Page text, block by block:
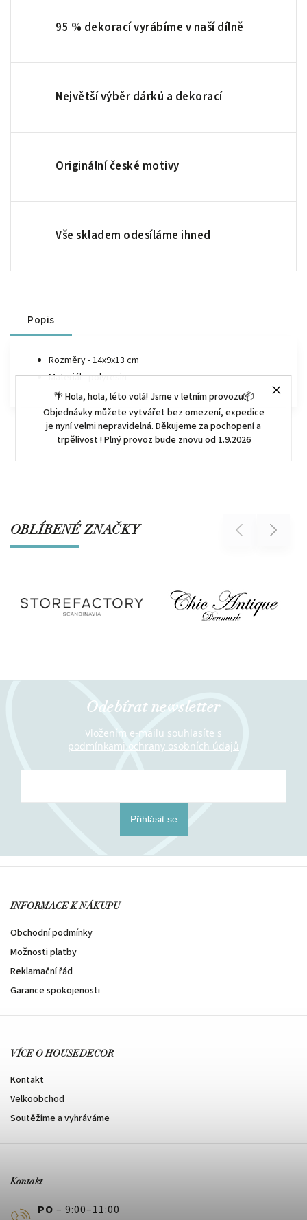
🌴 Hola, hola, léto volá! Jsme v letním provozu📦
Objednávky můžete vytvářet bez omezení, expedice
je nyní velmi nepravidelná. Děkujeme za pochopení a
trpělivost ! Plný provoz bude znovu od 1.9.2026
95 % dekorací vyrábíme v naší dílně
Největší výběr dárků a dekorací
Originální české motivy
Vše skladem odesíláme ihned
Popis
Rozměry -14x9x13 cm
Materiál - polyresin
OBLÍBENÉ ZNAČKY Previous Next
Odebírat newsletter
Vložením e-mailu souhlasíte s
podmínkami ochrany osobních údajů
Přihlásit se
INFORMACE K NÁKUPU
Obchodní podmínky
Možnosti platby
Reklamační řád
Garance spokojenosti
VÍCE O HOUSEDECOR
Kontakt
Velkoobchod
Soutěžíme a vyhráváme
Kontakt
PO – 9:00–11:00